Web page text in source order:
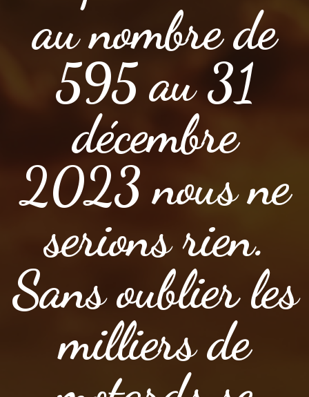
au nombre de
595 au 31
décembre
2023 nous ne
serions rien.
Sans oublier les
milliers de